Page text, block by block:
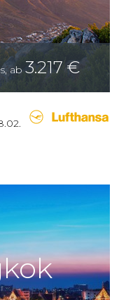
, ab 3.217 €